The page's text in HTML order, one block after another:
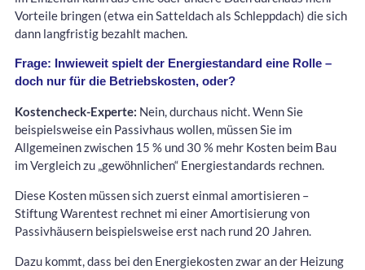
Vorteile bringen (etwa ein Satteldach als Schleppdach) die sich
dann langfristig bezahlt machen.
Frage: Inwieweit spielt der Energiestandard eine Rolle –
doch nur für die Betriebskosten, oder?
Kostencheck-Experte: Nein, durchaus nicht. Wenn Sie
beispielsweise ein Passivhaus wollen, müssen Sie im
Allgemeinen zwischen 15 % und 30 % mehr Kosten beim Bau
im Vergleich zu „gewöhnlichen“ Energiestandards rechnen.
Diese Kosten müssen sich zuerst einmal amortisieren –
Stiftung Warentest rechnet mi einer Amortisierung von
Passivhäusern beispielsweise erst nach rund 20 Jahren.
Dazu kommt, dass bei den Energiekosten zwar an der Heizung